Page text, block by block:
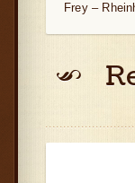
Frey –